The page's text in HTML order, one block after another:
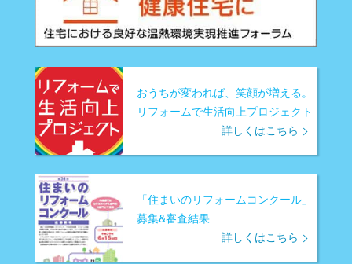
おうちが変われば、笑顔が増える。
リフォームで生活向上プロジェクト
詳しくはこちら
「住まいのリフォームコンクール」
募集&審査結果
詳しくはこちら